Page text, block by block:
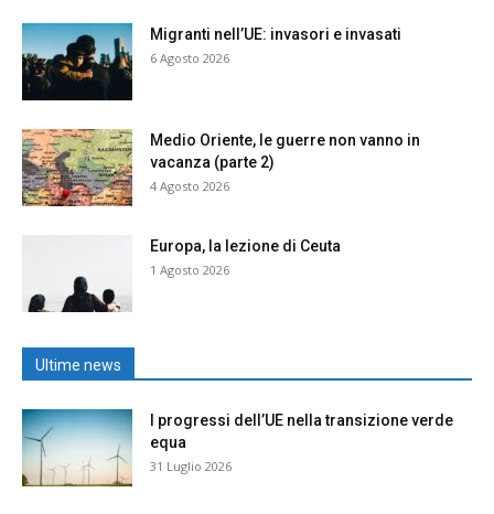
Migranti nell’UE: invasori e invasati
6 Agosto 2026
Medio Oriente, le guerre non vanno in
vacanza (parte 2)
4 Agosto 2026
Europa, la lezione di Ceuta
1 Agosto 2026
Ultime news
I progressi dell’UE nella transizione verde
equa
31 Luglio 2026